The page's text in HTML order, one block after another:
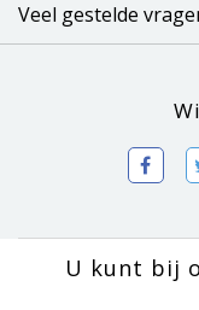
Veel gestelde
U kunt bij